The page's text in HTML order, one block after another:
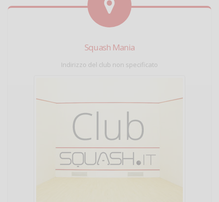
Squash Mania
Indirizzo del club non specificato